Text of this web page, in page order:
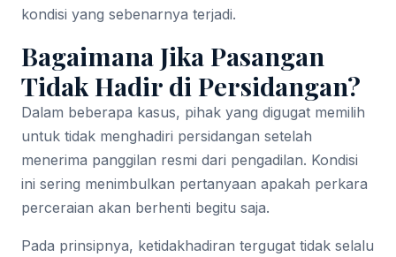
kondisi yang sebenarnya terjadi.
Bagaimana Jika Pasangan
Tidak Hadir di Persidangan?
Dalam beberapa kasus, pihak yang digugat memilih
untuk tidak menghadiri persidangan setelah
menerima panggilan resmi dari pengadilan. Kondisi
ini sering menimbulkan pertanyaan apakah perkara
perceraian akan berhenti begitu saja.
Pada prinsipnya, ketidakhadiran tergugat tidak selalu